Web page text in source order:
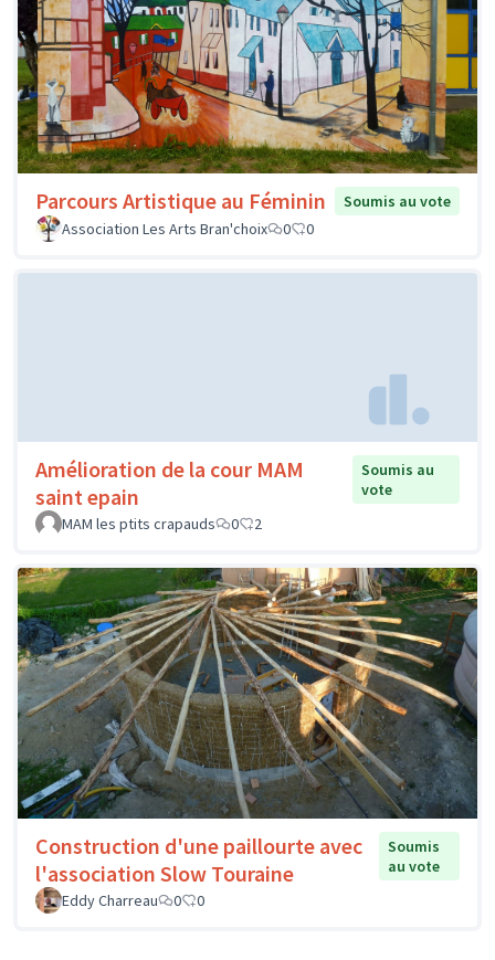
Parcours Artistique au Féminin
Soumis au vote
Association Les Arts Bran'choix
0 0
Amélioration de la cour MAM
saint epain
Soumis au
vote
MAM les ptits crapauds
0 2
Construction d'une paillourte avec
l'association Slow Touraine
Soumis
au vote
Eddy Charreau
0 0